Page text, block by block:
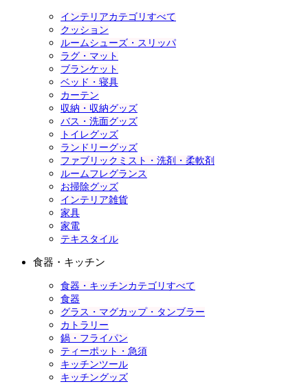
インテリアカテゴリすべて
クッション
ルームシューズ・スリッパ
ラグ・マット
ブランケット
ベッド・寝具
カーテン
収納・収納グッズ
バス・洗面グッズ
トイレグッズ
ランドリーグッズ
ファブリックミスト・洗剤・柔軟剤
ルームフレグランス
お掃除グッズ
インテリア雑貨
家具
家電
テキスタイル
食器・キッチン
食器・キッチンカテゴリすべて
食器
グラス・マグカップ・タンブラー
カトラリー
鍋・フライパン
ティーポット・急須
キッチンツール
キッチングッズ